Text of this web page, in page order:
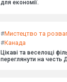
для економії.
#Мистецтво та
#Канада
Цікаві та веселощі
переглянути на честь